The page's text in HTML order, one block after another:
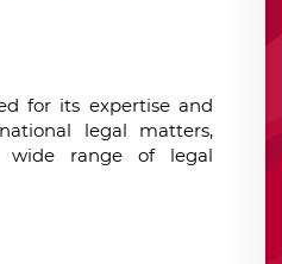
for its expertise and
legal matters,
wide range of legal